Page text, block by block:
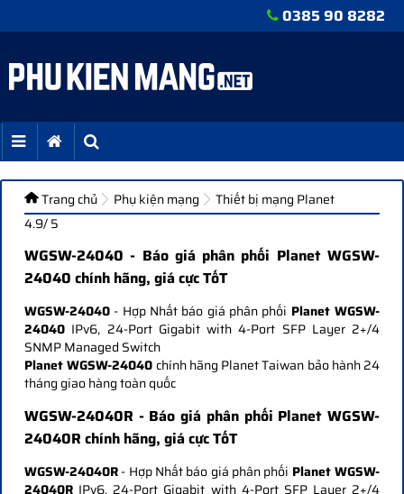
0385 90 8282
Trang chủ Phụ kiện mạng
Thiết bị mạng Planet
4.9/ 5
WGSW-24040 - Báo giá phân phối Planet WGSW-
24040 chính hãng, giá cực TốT
WGSW-24040 - Hợp Nhất báo giá phân phối Planet WGSW-
24040 IPv6, 24-Port Gigabit with 4-Port SFP Layer 2+/4
SNMP Managed Switch
Planet WGSW-24040 chính hãng Planet Taiwan bảo hành 24
tháng giao hàng toàn quốc
WGSW-24040R - Báo giá phân phối Planet WGSW-
24040R chính hãng, giá cực TốT
WGSW-24040R- Hợp Nhất báo giá phân phối Planet WGSW-
24040R IPv6, 24-Port Gigabit with 4-Port SFP Layer 2+/4